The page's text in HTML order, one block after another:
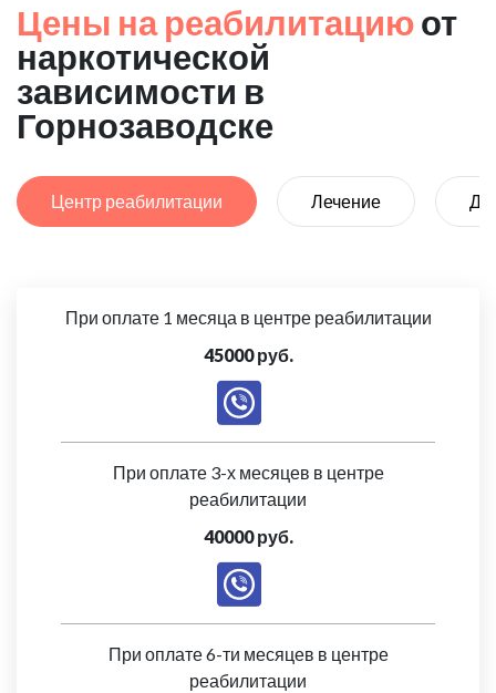
Цены на реабилитациюот
наркотической
зависимости в
Горнозаводске
Центр реабилитации Лечение
При оплате 1 месяца в центре реабилитации
45000 руб.
При оплате 3-х месяцев в центре
реабилитации
40000 руб.
При оплате 6-ти месяцев в центре
реабилитации